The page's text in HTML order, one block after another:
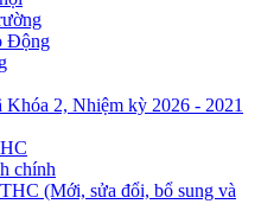
Động
2, Nhiệm kỳ 2026 - 2021
chính
(Mới, sửa đổi, bổ sung và